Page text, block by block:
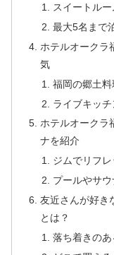
スイートル
最大5名まで
ホテルオークラ
気
福岡の郷土
ライブキッ
ホテルオークラ
ナを紹介
ジムでリフ
プールやサ
友近さんが好き
とは？
落ち着きのあ